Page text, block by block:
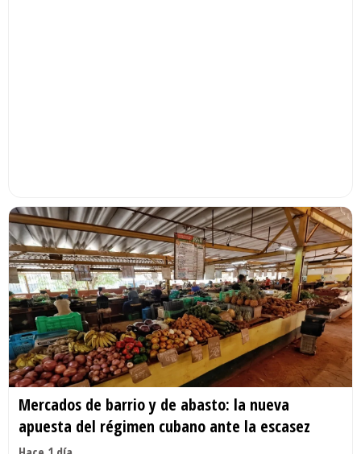
Mercados de barrio y de abasto: la nueva
apuesta del régimen cubano ante la escasez